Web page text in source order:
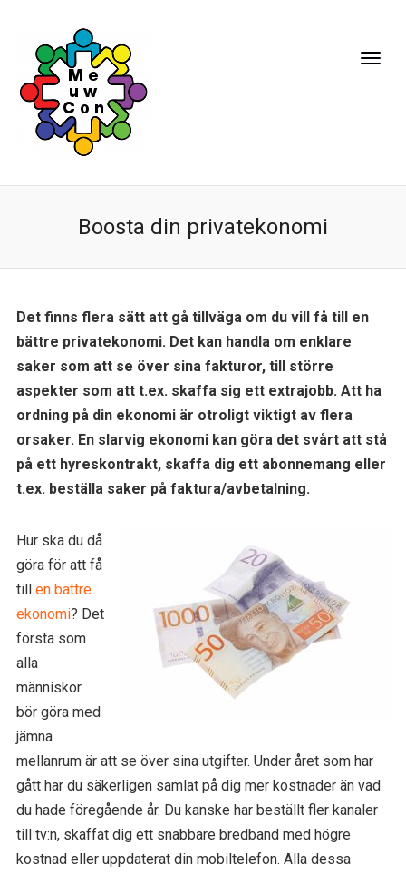
Boosta din privatekonomi
Det finns flera sätt att gå tillväga om du vill få till en
bättre privatekonomi. Det kan handla om enklare
saker som att se över sina fakturor, till större
aspekter som att t.ex. skaffa sig ett extrajobb. Att ha
ordning på din ekonomi är otroligt viktigt av flera
orsaker. En slarvig ekonomi kan göra det svårt att stå
på ett hyreskontrakt, skaffa dig ett abonnemang eller
t.ex. beställa saker på faktura/avbetalning.
Hur ska du då
göra för att få
till en bättre
ekonomi? Det
första som
alla
människor
bör göra med
jämna
mellanrum är att se över sina utgifter. Under året som har
gått har du säkerligen samlat på dig mer kostnader än vad
du hade föregående år. Du kanske har beställt fler kanaler
till tv:n, skaffat dig ett snabbare bredband med högre
kostnad eller uppdaterat din mobiltelefon. Alla dessa